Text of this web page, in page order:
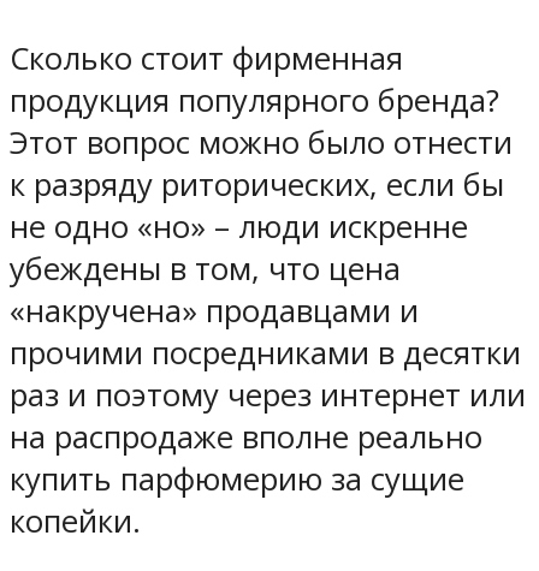
Сколько стоит фирменная
продукция популярного бренда?
Этот вопрос можно было отнести
к разряду риторических, если бы
не одно «но» – люди искренне
убеждены в том, что цена
«накручена» продавцами и
прочими посредниками в десятки
раз и поэтому через интернет или
на распродаже вполне реально
купить парфюмерию за сущие
копейки.